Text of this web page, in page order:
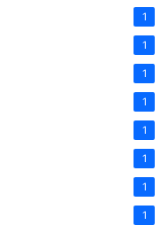
1
1
1
1
1
1
1
1